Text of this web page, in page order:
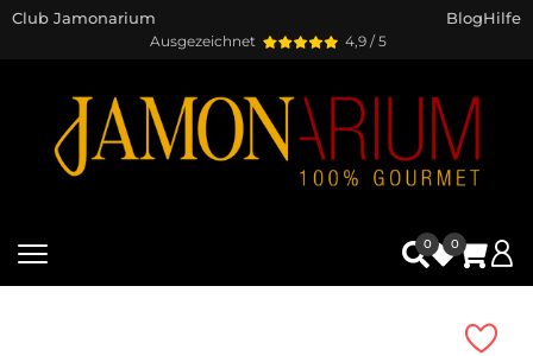
Ausgezeichnet 4,9 / 5
Club Jamonarium BlogHilfe
0 0